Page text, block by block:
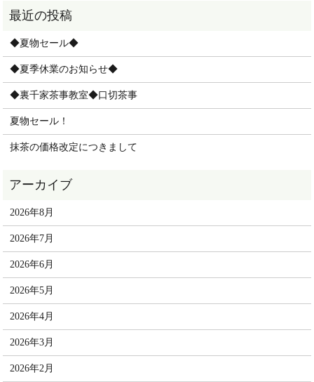
◆夏物セール◆
◆夏季休業のお知らせ◆
◆裏千家茶事教室◆口切茶事
夏物セール！
抹茶の価格改定につきまして
2026年8月
2026年7月
2026年6月
2026年5月
2026年4月
2026年3月
2026年2月